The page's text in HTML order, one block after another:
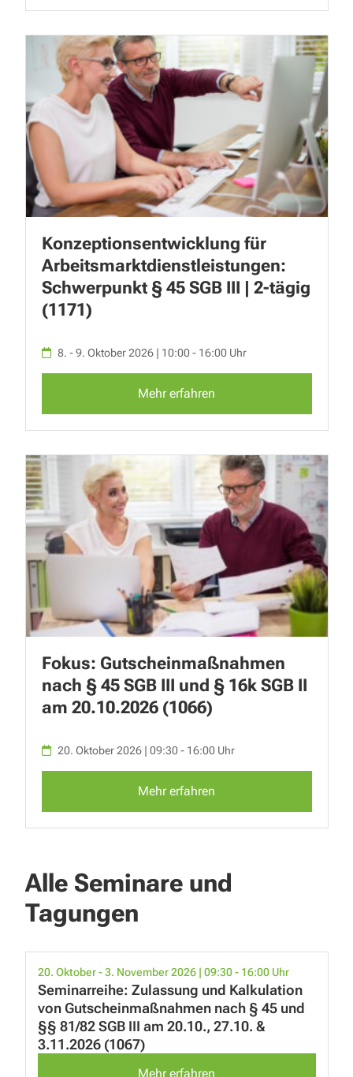
Konzeptionsentwicklung für
Arbeitsmarktdienstleistungen:
Schwerpunkt § 45 SGB III | 2-tägig
(1171)
8. - 9. Oktober 2026 | 10:00 - 16:00 Uhr
Mehr erfahren
Fokus: Gutscheinmaßnahmen
nach § 45 SGB III und § 16k SGB II
am 20.10.2026 (1066)
20. Oktober 2026 | 09:30 - 16:00 Uhr
Mehr erfahren
Alle Seminare und
Tagungen
20. Oktober - 3. November 2026 | 09:30 - 16:00 Uhr
Seminarreihe: Zulassung und Kalkulation
von Gutscheinmaßnahmen nach § 45 und
§§ 81/82 SGB III am 20.10., 27.10. &
3.11.2026 (1067)
Mehr erfahren